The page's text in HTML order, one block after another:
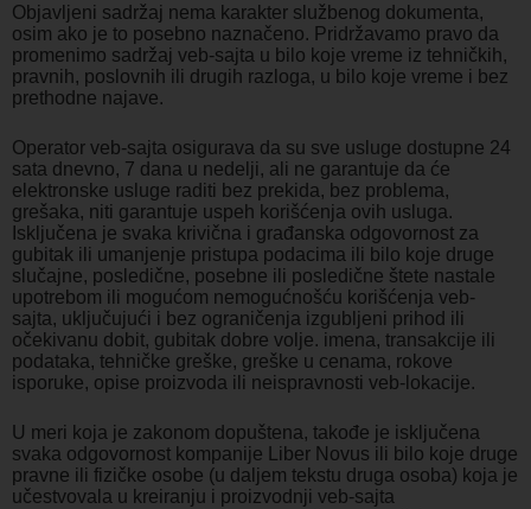
Objavljeni sadržaj nema karakter službenog dokumenta,
osim ako je to posebno naznačeno. Pridržavamo pravo da
promenimo sadržaj veb-sajta u bilo koje vreme iz tehničkih,
pravnih, poslovnih ili drugih razloga, u bilo koje vreme i bez
prethodne najave.
Operator veb-sajta osigurava da su sve usluge dostupne 24
sata dnevno, 7 dana u nedelji, ali ne garantuje da će
elektronske usluge raditi bez prekida, bez problema,
grešaka, niti garantuje uspeh korišćenja ovih usluga.
Isključena je svaka krivična i građanska odgovornost za
gubitak ili umanjenje pristupa podacima ili bilo koje druge
slučajne, posledične, posebne ili posledične štete nastale
upotrebom ili mogućom nemogućnošću korišćenja veb-
sajta, uključujući i bez ograničenja izgubljeni prihod ili
očekivanu dobit, gubitak dobre volje. imena, transakcije ili
podataka, tehničke greške, greške u cenama, rokove
isporuke, opise proizvoda ili neispravnosti veb-lokacije.
U meri koja je zakonom dopuštena, takođe je isključena
svaka odgovornost kompanije Liber Novus ili bilo koje druge
pravne ili fizičke osobe (u daljem tekstu druga osoba) koja je
učestvovala u kreiranju i proizvodnji veb-sajta